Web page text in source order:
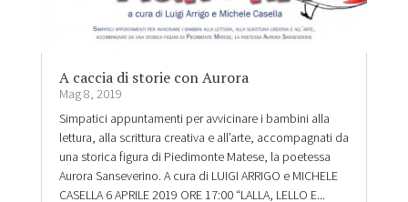
A caccia di storie con Aurora
Mag 8, 2019
Simpatici appuntamenti per avvicinare i bambini alla
lettura, alla scrittura creativa e all’arte, accompagnati da
una storica figura di Piedimonte Matese, la poetessa
Aurora Sanseverino. A cura di LUIGI ARRIGO e MICHELE
CASELLA 6 APRILE 2019 ORE 17:00 “LALLA, LELLO E...